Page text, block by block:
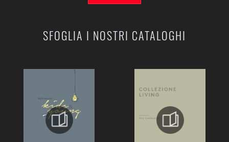
SFOGLIA I NOSTRI CATALOGHI